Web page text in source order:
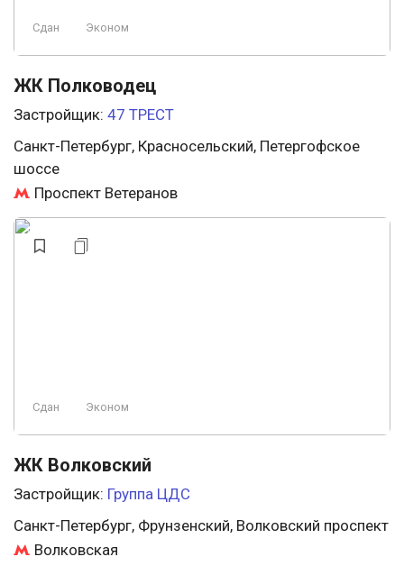
Сдан Эконом
ЖК Полководец
Застройщик: 47 ТРЕСТ
Санкт-Петербург, Красносельский, Петергофское
шоссе
Проспект Ветеранов
Сдан Эконом
ЖК Волковский
Застройщик: Группа ЦДС
Санкт-Петербург, Фрунзенский, Волковский проспект
Волковская